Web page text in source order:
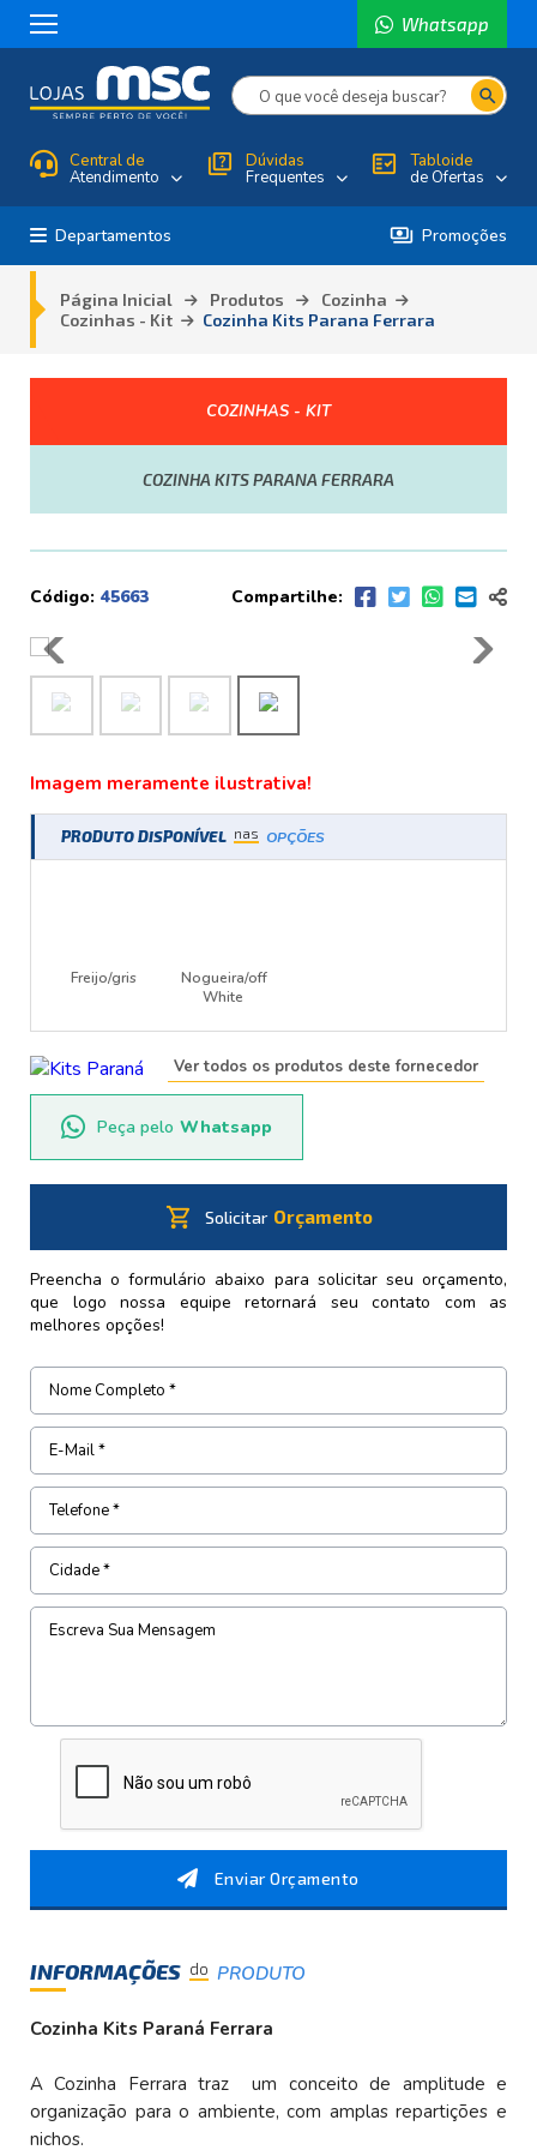
Whatsapp
search
Central de
Atendimento quiz Dúvidas
Frequentes fact_check Tabloide
de Ofertas
Departamentos payments Promoções
Página Inicial Produtos
Cozinha
Cozinhas - Kit
Cozinha Kits Parana Ferrara
COZINHAS - KIT
COZINHA KITS PARANA FERRARA
Código: 45663 Compartilhe:
Imagem meramente ilustrativa!
PRODUTO DISPONÍVEL nas OPÇÕES
Freijo/gris
Nogueira/off
White
Ver todos os produtos deste fornecedor
Peça pelo Whatsapp
shopping_cart Solicitar Orçamento
Preencha o formulário abaixo para solicitar seu orçamento,
que logo nossa equipe retornará seu contato com as
melhores opções!
Enviar Orçamento
INFORMAÇÕES do PRODUTO
Cozinha Kits Paraná Ferrara
A Cozinha Ferrara traz um conceito de amplitude e
organização para o ambiente, com amplas repartições e
nichos.